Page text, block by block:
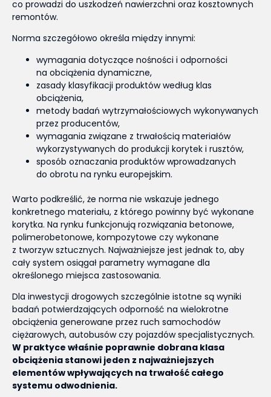
co prowadzi do uszkodzeń nawierzchni oraz kosztownych
remontów.
Norma szczegółowo określa między innymi:
wymagania dotyczące nośności i odporności
na obciążenia dynamiczne,
zasady klasyfikacji produktów według klas
obciążenia,
metody badań wytrzymałościowych wykonywanych
przez producentów,
wymagania związane z trwałością materiałów
wykorzystywanych do produkcji korytek i rusztów,
sposób oznaczania produktów wprowadzanych
do obrotu na rynku europejskim.
Warto podkreślić, że norma nie wskazuje jednego
konkretnego materiału, z którego powinny być wykonane
korytka. Na rynku funkcjonują rozwiązania betonowe,
polimerobetonowe, kompozytowe czy wykonane
z tworzyw sztucznych. Najważniejsze jest jednak to, aby
cały system osiągał parametry wymagane dla
określonego miejsca zastosowania.
Dla inwestycji drogowych szczególnie istotne są wyniki
badań potwierdzających odporność na wielokrotne
obciążenia generowane przez ruch samochodów
ciężarowych, autobusów czy pojazdów specjalistycznych.
W praktyce właśnie poprawnie dobrana klasa
obciążenia stanowi jeden z najważniejszych
elementów wpływających na trwałość całego
systemu odwodnienia.